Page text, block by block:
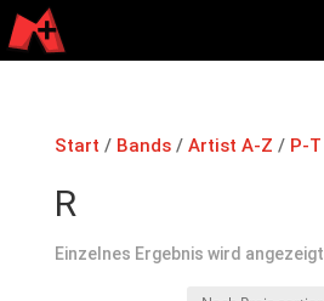
Start / Bands/ Artist A-Z / P-T
R
Einzelnes Ergebnis wird angezeigt